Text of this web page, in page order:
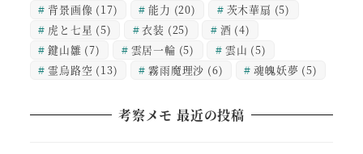
背景画像 (17) 能力 (20) 茨木華扇 (5)
虎と七星 (5) 衣装 (25) 酒 (4)
鍵山雛 (7) 雲居一輪 (5) 雲山 (5)
霊烏路空 (13) 霧雨魔理沙 (6) 魂魄妖夢 (5)
考察メモ 最近の投稿